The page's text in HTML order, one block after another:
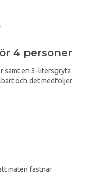
4 personer
samt en 3-litersgryta
och det medföljer
maten fastnar